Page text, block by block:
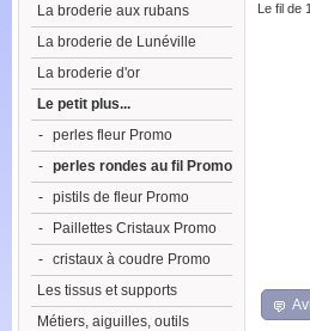
Le fil de
La broderie aux rubans
La broderie de Lunéville
La broderie d'or
Le petit plus...
- perles fleur Promo
- perles rondes au fil Promo
- pistils de fleur Promo
-
Paillettes Cristaux Promo
- cristaux à coudre Promo
Les tissus et supports
Métiers, aiguilles, outils